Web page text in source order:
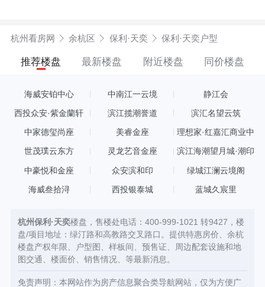
杭州看房网 余杭区 保利·天奕 保利·天奕户型
推荐楼盘 最新楼盘 附近楼盘 同价楼盘
海威安铂中心 中南江一云境 静江会
西投众安·紫金蘭轩 滨江揽潮誉道 滨汇名望云筑
中家德玺尚座 美睿金座
理想家·红嘉汇商业中
世茂璞云东方 灵龙艺音金座 滨江海潮望月城·潮印
中豪悦和金座 众安滨和印 绿城江澜云境阁
海威叁拾浔 西投银泰城 蓝城久宸里
杭州保利·天奕楼盘，售楼处电话：400-999-1021 转9427，楼
盘/项目地址：绿汀路和高教路交叉路口。提供特惠房价、余杭
楼盘产权年限、户型图、样板间、预售证、周边配套设施和地
图交通、楼面价、销售情况、等最新消息。
免责声明：本网站作为房产信息聚合类导航网站，仅为方便广